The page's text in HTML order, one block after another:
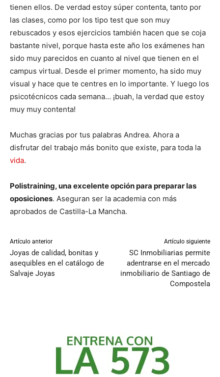
tienen ellos. De verdad estoy súper contenta, tanto por
las clases, como por los tipo test que son muy
rebuscados y esos ejercicios también hacen que se coja
bastante nivel, porque hasta este año los exámenes han
sido muy parecidos en cuanto al nivel que tienen en el
campus virtual. Desde el primer momento, ha sido muy
visual y hace que te centres en lo importante. Y luego los
psicotécnicos cada semana… ¡buah, la verdad que estoy
muy muy contenta!
Muchas gracias por tus palabras Andrea. Ahora a
disfrutar del trabajo más bonito que existe, para toda la
vida.
Polistraining, una excelente opción para preparar las
oposiciones. Aseguran ser la academia con más
aprobados de Castilla-La Mancha.
Artículo anterior
Joyas de calidad, bonitas y
asequibles en el catálogo de
Salvaje Joyas
Artículo siguiente
SC Inmobiliarias permite
adentrarse en el mercado
inmobiliario de Santiago de
Compostela